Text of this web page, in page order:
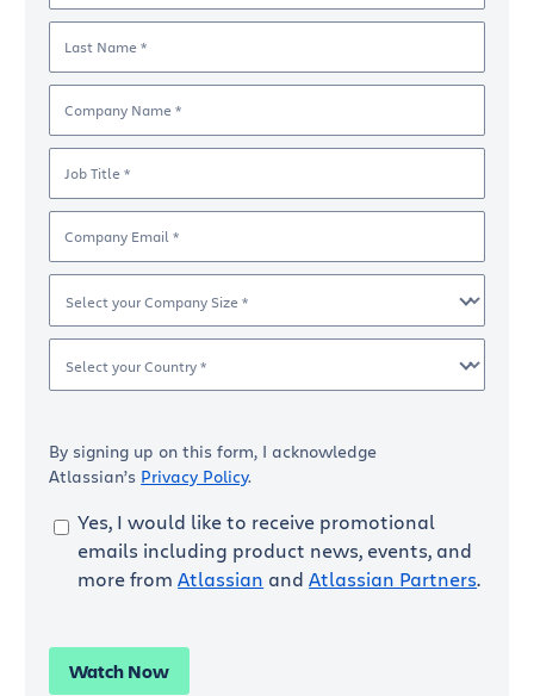
By signing up on this form, I acknowledge
Atlassian’s Privacy Policy.
Yes, I would like to receive promotional
emails including product news, events, and
more fromAtlassian andAtlassian Partners.
Watch Now